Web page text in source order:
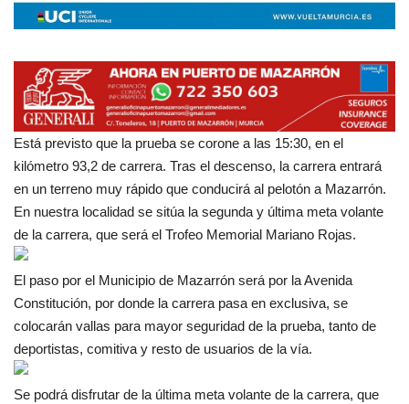
Está previsto que la prueba se corone a las 15:30, en el
kilómetro 93,2 de carrera. Tras el descenso, la carrera entrará
en un terreno muy rápido que conducirá al pelotón a Mazarrón.
En nuestra localidad se sitúa la segunda y última meta volante
de la carrera, que será el Trofeo Memorial Mariano Rojas.
El paso por el Municipio de Mazarrón será por la Avenida
Constitución, por donde la carrera pasa en exclusiva, se
colocarán vallas para mayor seguridad de la prueba, tanto de
deportistas, comitiva y resto de usuarios de la vía.
Se podrá disfrutar de la última meta volante de la carrera, que